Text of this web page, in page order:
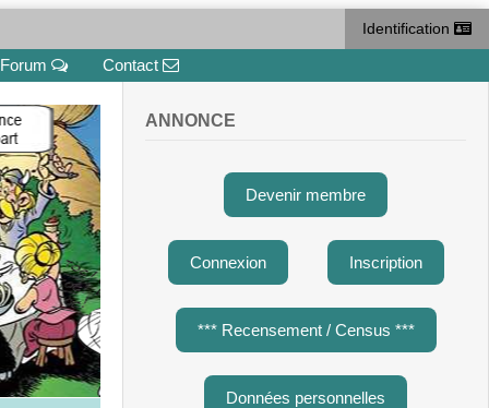
Identification
Forum Contact
ANNONCE
Devenir membre
Connexion Inscription
*** Recensement / Census ***
Données personnelles